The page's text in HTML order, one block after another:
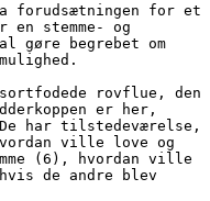
forudsætningen for et
en stemme- og
gøre begrebet om
rovflue, den
er her,
har tilstedeværelse,
ville love og
(6), hvordan ville
de andre blev